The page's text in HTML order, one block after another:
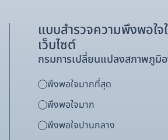
แบบสำรวจความพึงพอใจ
เว็บไซต์
กรมการเปลี่ยนแปลงสภาพภูมิ
พึงพอใจมากที่สุด
พึงพอใจมาก
พึงพอใจปานกลาง